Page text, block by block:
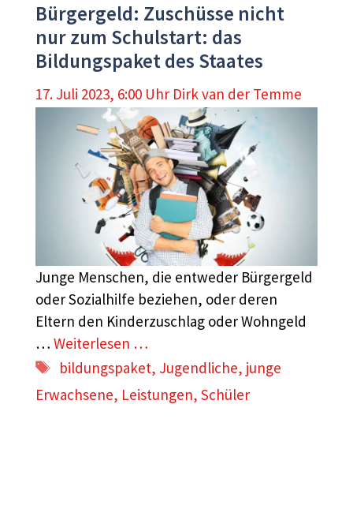
Bürgergeld: Zuschüsse nicht
nur zum Schulstart: das
Bildungspaket des Staates
17. Juli 2023, 6:00 Uhr Dirk van der Temme
Junge Menschen, die entweder Bürgergeld
oder Sozialhilfe beziehen, oder deren
Eltern den Kinderzuschlag oder Wohngeld
… Weiterlesen …
Schlagwörter
bildungspaket, Jugendliche, junge
Erwachsene, Leistungen, Schüler